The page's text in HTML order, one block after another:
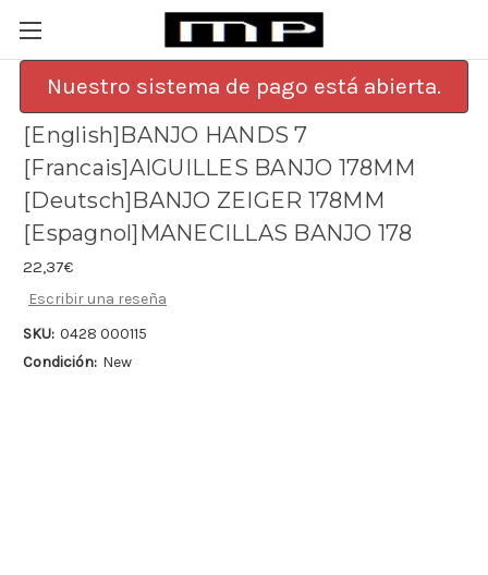
Nuestro sistema de pago está abierta.
[English]BANJO HANDS 7
[Francais]AIGUILLES BANJO 178MM
[Deutsch]BANJO ZEIGER 178MM
[Espagnol]MANECILLAS BANJO 178
22,37€
Escribir una reseña
SKU: 0428 000115
Condición: New